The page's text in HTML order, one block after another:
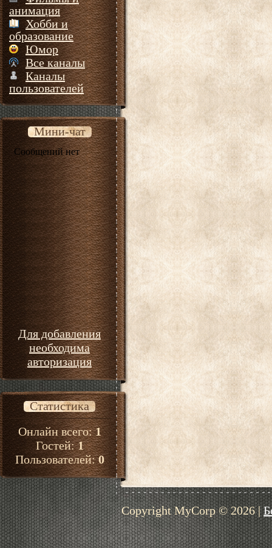
анимация
Хобби и
образование
Юмор
Все каналы
Каналы
пользователей
Мини-чат
Для добавления
необходима
авторизация
Статистика
Онлайн всего:1
Гостей:1
Пользователей:0
Copyright MyCorp © 2026|